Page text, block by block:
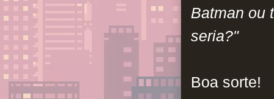
Batman ou
seria?"
Boa sorte!